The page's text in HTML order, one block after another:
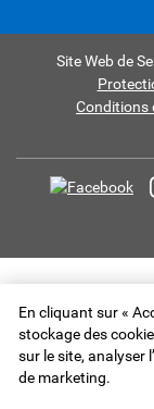
Site Web de
Conditions
En cliquant sur «
stockage des
sur le site, analyser
de marketing.